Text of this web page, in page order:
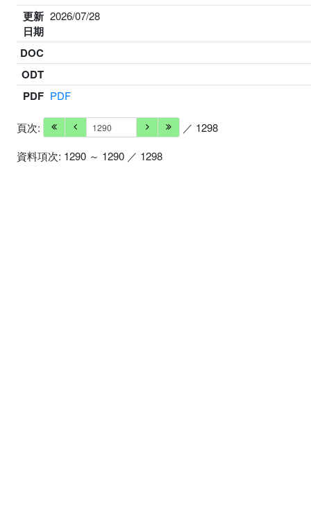
更新
日期
2026/07/28
DOC
ODT
PDF PDF
頁次:
／ 1298
資料項次: 1290 ～ 1290 ／ 1298